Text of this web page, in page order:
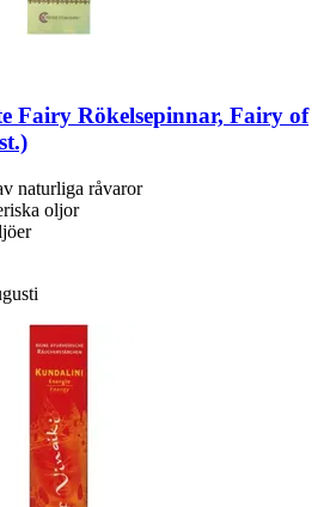
Fairy Rökelsepinnar, Fairy of
naturliga råvaror
oljor